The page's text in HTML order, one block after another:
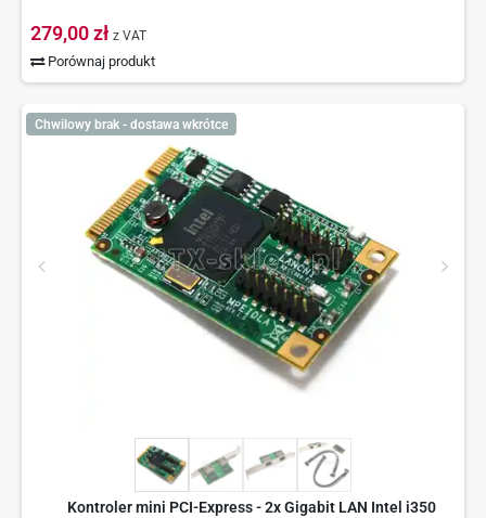
279,00 zł z VAT
Porównaj produkt
Chwilowy brak - dostawa wkrótce
Kontroler mini PCI-Express - 2x Gigabit LAN Intel i350